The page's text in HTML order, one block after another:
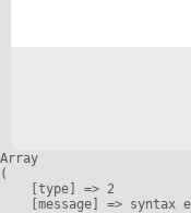
Array
(
    [type] => 2
[message] => syntax